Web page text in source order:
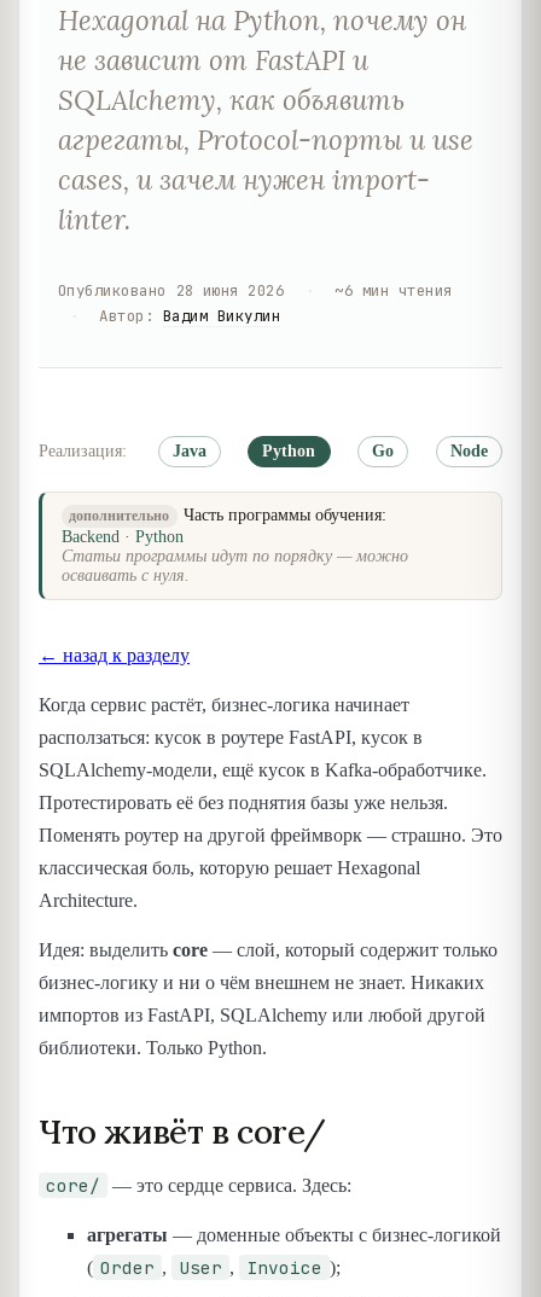
Hexagonal на Python, почему он
не зависит от FastAPI и
SQLAlchemy, как объявить
агрегаты, Protocol-порты и use
cases, и зачем нужен import-
linter.
Опубликовано 28 июня 2026 ~6 мин чтения
Автор : Вадим Викулин
Реализация: Java Python Go Node
дополнительно
Часть программы обучения:
Backend · Python
Статьи программы идут по порядку — можно
осваивать с нуля.
← назад к разделу
Когда сервис растёт, бизнес-логика начинает
расползаться: кусок в роутере FastAPI, кусок в
SQLAlchemy-модели, ещё кусок в Kafka-обработчике.
Протестировать её без поднятия базы уже нельзя.
Поменять роутер на другой фреймворк — страшно. Это
классическая боль, которую решает Hexagonal
Architecture.
Идея: выделить core — слой, который содержит только
бизнес-логику и ни о чём внешнем не знает. Никаких
импортов из FastAPI, SQLAlchemy или любой другой
библиотеки. Только Python.
Что живёт в core/
core/ — это сердце сервиса. Здесь:
агрегаты — доменные объекты с бизнес-логикой
( Order , User , Invoice );